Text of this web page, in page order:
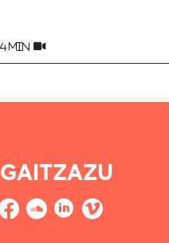
4 min